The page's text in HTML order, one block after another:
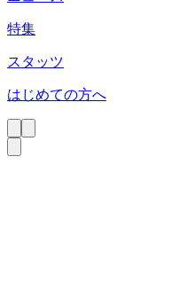
特集
スタッツ
はじめての方へ